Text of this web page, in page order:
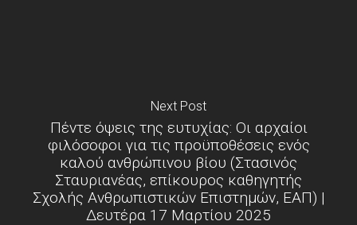
Next Post
Πέντε όψεις της ευτυχίας: Οι αρχαίοι
φιλόσοφοι για τις προϋποθέσεις ενός
καλού ανθρώπινου βίου (Στασινός
Σταυριανέας, επίκουρος καθηγητής
Σχολής Ανθρωπιστικών Επιστημών, ΕΑΠ) |
Δευτέρα 17 Μαρτίου 2025